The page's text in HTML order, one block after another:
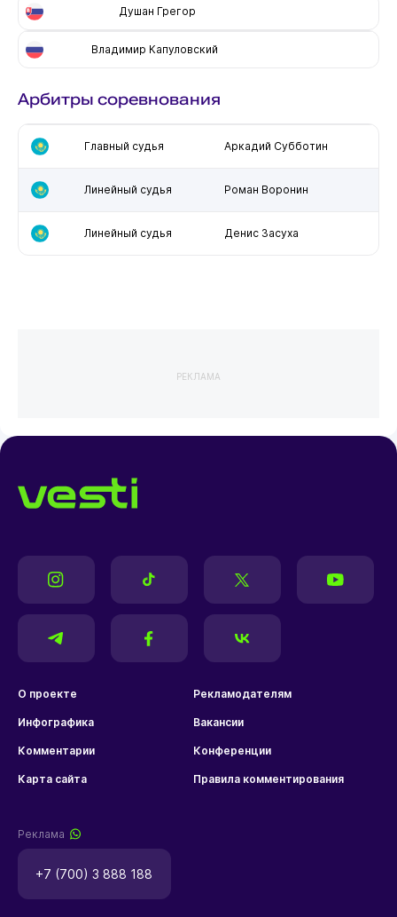
Душан Грегор
Владимир Капуловский
Арбитры соревнования
Главный судья Аркадий Субботин
Линейный судья Роман Воронин
Линейный судья Денис Засуха
РЕКЛАМА
О проекте Рекламодателям
Инфографика Вакансии
Комментарии Конференции
Карта сайта Правила комментирования
Реклама
+7 (700) 3 888 188